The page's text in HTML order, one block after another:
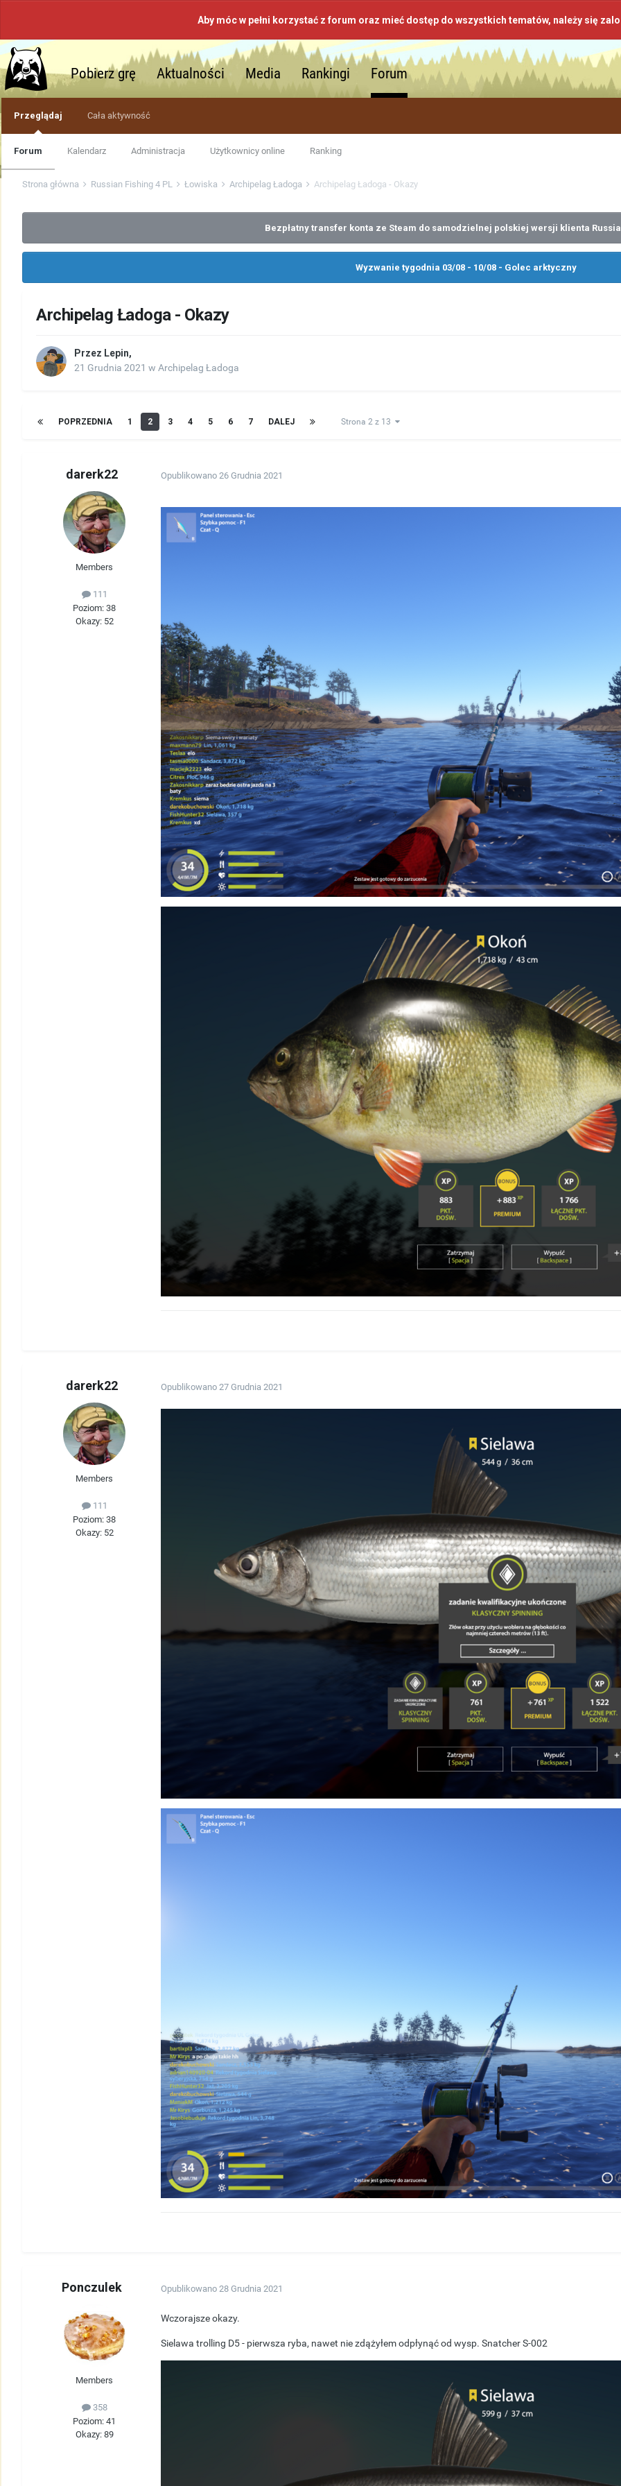
Aby móc w pełni korzystać z forum oraz mieć dostęp do wszystkich tematów, należy się
Pobierz grę Aktualności Media Rankingi Forum
Przeglądaj
Forum Kalendarz Administracja Użytkownicy online Ranking
Cała aktywność
Strona główna Russian Fishing 4 PL Łowiska Archipelag Ładoga Archipelag Ładoga - Okazy
Bezpłatny transfer konta ze Steam do samodzielnej polskiej wersji klienta
Wyzwanie tygodnia 03/08 - 10/08 - Golec arktyczny
Archipelag Ładoga - Okazy
Przez Lepin,
21 Grudnia 2021 w Archipelag Ładoga
POPRZEDNIA 1 2 3 4 5 6 7 DALEJ Strona 2 z 13
darerk22
Members
111
Poziom: 38
Okazy: 52
Opublikowano 26 Grudnia 2021
darerk22
Members
111
Poziom: 38
Okazy: 52
Opublikowano 27 Grudnia 2021
Ponczulek
Members
358
Poziom: 41
Okazy: 89
Opublikowano 28 Grudnia 2021
Wczorajsze okazy.
Sielawa trolling D5 - pierwsza ryba, nawet nie zdążyłem odpłynąć od wysp. Snatcher S-002